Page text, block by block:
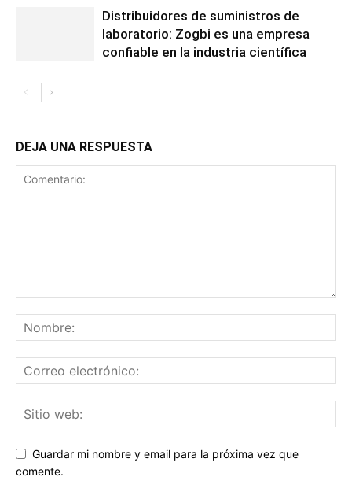
Distribuidores de suministros de
laboratorio: Zogbi es una empresa
confiable en la industria científica
DEJA UNA RESPUESTA
Guardar mi nombre y email para la próxima vez que
comente.